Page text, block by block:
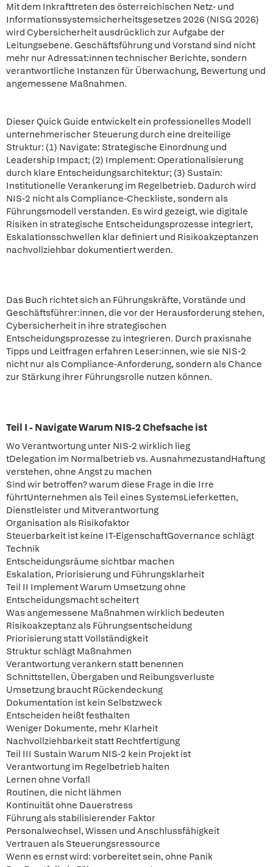
Mit dem Inkrafttreten des österreichischen Netz- und
Informationssystemsicherheitsgesetzes 2026 (NISG 2026)
wird Cybersicherheit ausdrücklich zur Aufgabe der
Leitungsebene. Geschäftsführung und Vorstand sind nicht
mehr nur Adressat:innen technischer Berichte, sondern
verantwortliche Instanzen für Überwachung, Bewertung und
angemessene Maßnahmen.
Dieser Quick Guide entwickelt ein professionelles Modell
unternehmerischer Steuerung durch eine dreiteilige
Struktur: (1) Navigate: Strategische Einordnung und
Leadership Impact; (2) Implement: Operationalisierung
durch klare Entscheidungsarchitektur; (3) Sustain:
Institutionelle Verankerung im Regelbetrieb. Dadurch wird
NIS-2 nicht als Compliance-Checkliste, sondern als
Führungsmodell verstanden. Es wird gezeigt, wie digitale
Risiken in strategische Entscheidungsprozesse integriert,
Eskalationsschwellen klar definiert und Risikoakzeptanzen
nachvollziehbar dokumentiert werden.
Das Buch richtet sich an Führungskräfte, Vorstände und
Geschäftsführer:innen, die vor der Herausforderung stehen,
Cybersicherheit in ihre strategischen
Entscheidungsprozesse zu integrieren. Durch praxisnahe
Tipps und Leitfragen erfahren Leser:innen, wie sie NIS-2
nicht nur als Compliance-Anforderung, sondern als Chance
zur Stärkung ihrer Führungsrolle nutzen können.
Teil I - Navigate Warum NIS-2 Chefsache ist
Wo Verantwortung unter NIS-2 wirklich lieg
tDelegation im Normalbetrieb vs. AusnahmezustandHaftung
verstehen, ohne Angst zu machen
Sind wir betroffen? warum diese Frage in die Irre
führtUnternehmen als Teil eines SystemsLieferketten,
Dienstleister und Mitverantwortung
Organisation als Risikofaktor
Steuerbarkeit ist keine IT-EigenschaftGovernance schlägt
Technik
Entscheidungsräume sichtbar machen
Eskalation, Priorisierung und Führungsklarheit
Teil II Implement Warum Umsetzung ohne
Entscheidungsmacht scheitert
Was angemessene Maßnahmen wirklich bedeuten
Risikoakzeptanz als Führungsentscheidung
Priorisierung statt Vollständigkeit
Struktur schlägt Maßnahmen
Verantwortung verankern statt benennen
Schnittstellen, Übergaben und Reibungsverluste
Umsetzung braucht Rückendeckung
Dokumentation ist kein Selbstzweck
Entscheiden heißt festhalten
Weniger Dokumente, mehr Klarheit
Nachvollziehbarkeit statt Rechtfertigung
Teil III Sustain Warum NIS-2 kein Projekt ist
Verantwortung im Regelbetrieb halten
Lernen ohne Vorfall
Routinen, die nicht lähmen
Kontinuität ohne Dauerstress
Führung als stabilisierender Faktor
Personalwechsel, Wissen und Anschlussfähigkeit
Vertrauen als Steuerungsressource
Wenn es ernst wird: vorbereitet sein, ohne Panik